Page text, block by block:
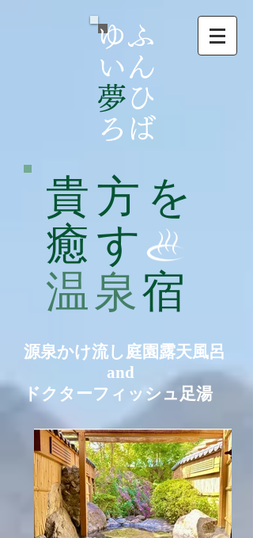
ゆふ
いん
夢ひ
ろば
貴方を
癒す
温泉 宿
​源泉かけ流し庭園露天風呂
and
ドクターフィッシュ足湯